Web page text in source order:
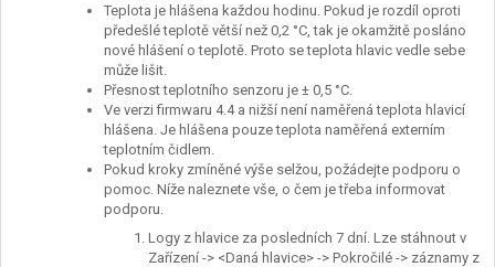
Teplota je hlášena každou hodinu. Pokud je rozdíl oproti
předešlé teplotě větší než 0,2 °C, tak je okamžitě posláno
nové hlášení o teplotě. Proto se teplota hlavic vedle sebe
může lišit.
Přesnost teplotního senzoru je ± 0,5 °C.
Ve verzi firmwaru 4.4 a nižší není naměřená teplota hlavicí
hlášena. Je hlášena pouze teplota naměřená externím
teplotním čidlem.
Pokud kroky zmíněné výše selžou, požádejte podporu o
pomoc. Níže naleznete vše, o čem je třeba informovat
podporu.
Logy z hlavice za posledních 7 dní. Lze stáhnout v
Zařízení -> <Daná hlavice> -> Pokročilé -> záznamy z